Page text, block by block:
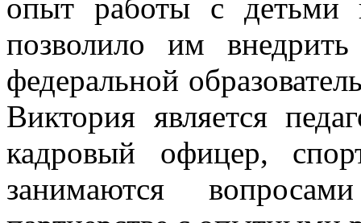
опыт работы с детьми
позволило им
федеральной
Виктория является
кадровый офицер,
занимаются